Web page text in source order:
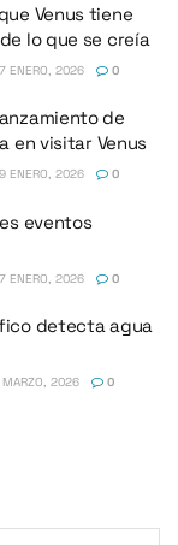
Venus tiene
lo que se creía
ENERO, 2026 0
de
en visitar Venus
ENERO, 2026 0
eventos
ENERO, 2026 0
detecta agua
2026 0